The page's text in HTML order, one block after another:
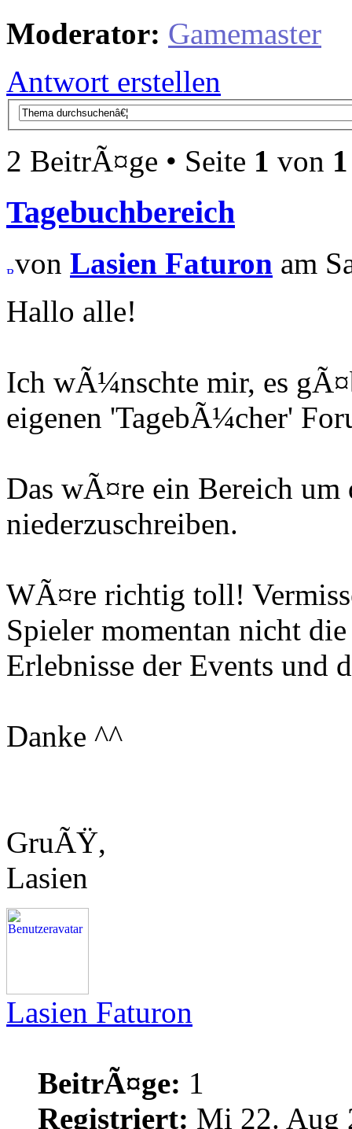
Moderator: Gamemaster
Antwort erstellen
2 BeitrÃ¤ge • Seite 1 von 1
Tagebuchbereich
von Lasien Faturon am
Hallo alle!
Ich wÃ¼nschte mir, es
eigenen 'TagebÃ¼cher'
Das wÃ¤re ein Bereich um
niederzuschreiben.
WÃ¤re richtig toll!
Spieler momentan nicht
Erlebnisse der Events und
Danke ^^
GruÃŸ,
Lasien
Lasien Faturon
BeitrÃ¤ge: 1
Registriert: Mi 22. Aug